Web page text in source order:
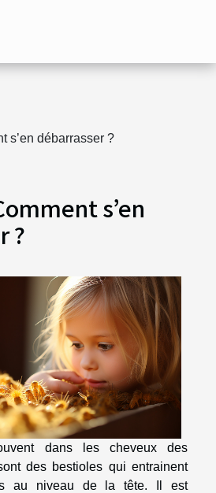
s’en débarrasser ?
s’en
?
dans les cheveux des
des bestioles qui entrainent
au niveau de la tête. Il est